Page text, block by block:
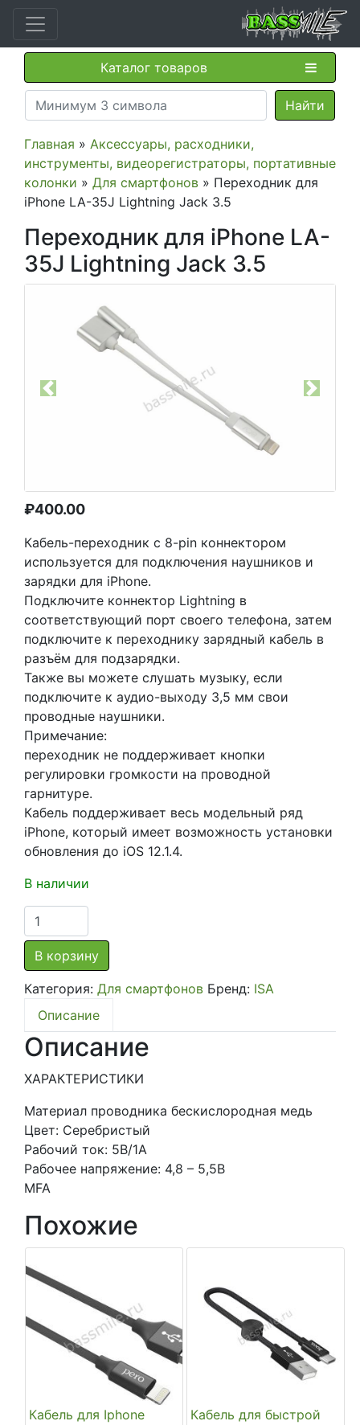
Каталог товаров
Главная » Аксессуары, расходники,
инструменты, видеорегистраторы, портативные
колонки » Для смартфонов » Переходник для
iPhone LA-35J Lightning Jack 3.5
Переходник для iPhone LA-
35J Lightning Jack 3.5
Previous Next
₽400.00
Кабель-переходник c 8-pin коннектором
используется для подключения наушников и
зарядки для iPhone.
Подключите коннектор Lightning в
соответствующий порт своего телефона, затем
подключите к переходнику зарядный кабель в
разъём для подзарядки.
Также вы можете слушать музыку, если
подключите к аудио-выходу 3,5 мм свои
проводные наушники.
Примечание:
переходник не поддерживает кнопки
регулировки громкости на проводной
гарнитуре.
Кабель поддерживает весь модельный ряд
iPhone, который имеет возможность установки
обновления до iOS 12.1.4.
В наличии
Количество
товара
Переходник
для
iPhone
LA-
35J
Lightning
3.5
В корзину
Категория: Для смартфонов Бренд: ISA
Описание
Описание
ХАРАКТЕРИСТИКИ
Материал проводника бескислородная медь
Цвет: Серебристый
Рабочий ток: 5В/1A
Рабочее напряжение: 4,8 – 5,5В
MFA
Похожие
Кабель для Iphone
Кабель для быстрой